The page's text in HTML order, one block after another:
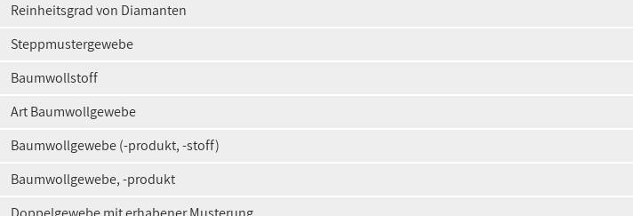
Reinheitsgrad von Diamanten
Steppmustergewebe
Baumwollstoff
Art Baumwollgewebe
Baumwollgewebe (-produkt, -stoff)
Baumwollgewebe, -produkt